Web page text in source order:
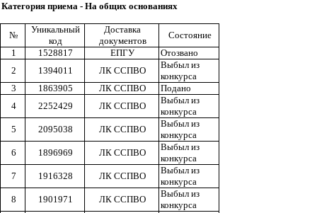
Категория приема - На общих основаниях
№
Уникальный
код
Доставка
документов
Состояние
1
1528817 ЕПГУ
Отозвано
2
1394011 ЛК ССПВО
Выбыл из
конкурса
3
1863905 ЛК ССПВО
Подано
4
2252429 ЛК ССПВО
Выбыл из
конкурса
5
2095038 ЛК ССПВО
Выбыл из
конкурса
6
1896969 ЛК ССПВО
Выбыл из
конкурса
7
1916328 ЛК ССПВО
Выбыл из
конкурса
8
1901971 ЛК ССПВО
Выбыл из
конкурса